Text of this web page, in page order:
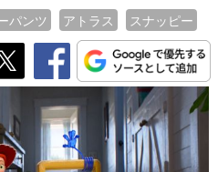
パンツ アトラス スナッピー